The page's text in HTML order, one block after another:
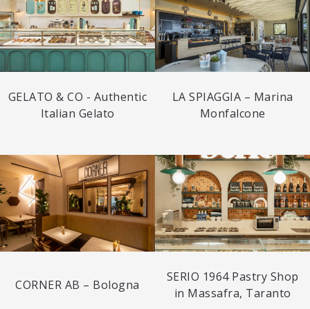
GELATO & CO - Authentic
Italian Gelato
LA SPIAGGIA – Marina
Monfalcone
CORNER AB – Bologna
SERIO 1964 Pastry Shop
in Massafra, Taranto